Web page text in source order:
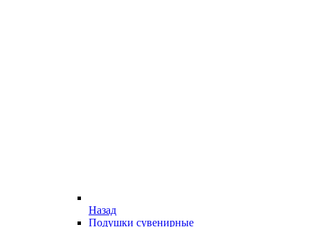
Назад
Подушки сувенирные